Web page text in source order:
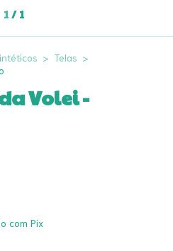
1/1
> Telas >
Volei -
com Pix